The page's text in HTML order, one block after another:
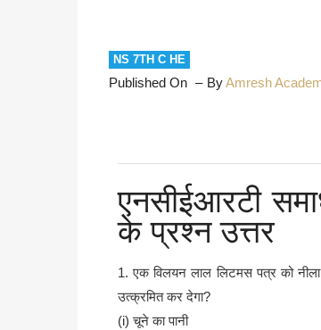
NS 7TH C HE
Published On ByAmresh
एनसीईआरटी
के प्रश्न उत्तर
1. एक विलयन लाल लिटमस पत्र को नीला
उत्क्रमित कर देगा?
(i) चूने का पानी